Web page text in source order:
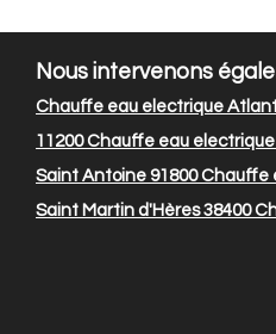
Nous intervenons
Chauffe eau electrique
11200Chauffe eau
Saint Antoine 91800Chauffe
Saint Martin d'Hères 38400